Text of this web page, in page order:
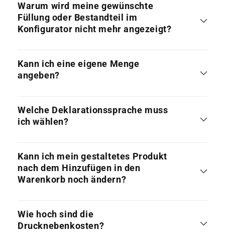
Warum wird meine gewünschte
Füllung oder Bestandteil im
Konfigurator nicht mehr angezeigt?
Kann ich eine eigene Menge
angeben?
Welche Deklarationssprache muss
ich wählen?
Kann ich mein gestaltetes Produkt
nach dem Hinzufügen in den
Warenkorb noch ändern?
Wie hoch sind die
Drucknebenkosten?